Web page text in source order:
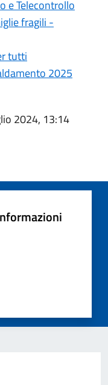
e Telecontrollo
fragili -
tutti
2025
2024, 13:14